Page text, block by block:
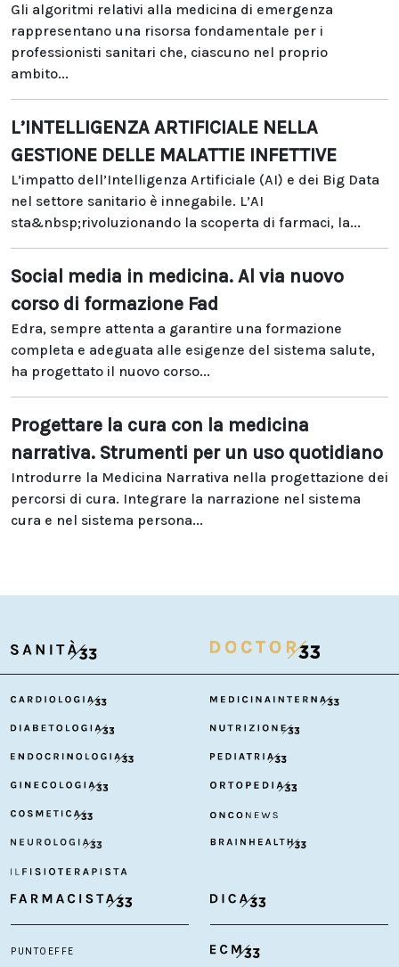
Gli algoritmi relativi alla medicina di emergenza
rappresentano una risorsa fondamentale per i
professionisti sanitari che, ciascuno nel proprio
ambito...
L’INTELLIGENZA ARTIFICIALE NELLA
GESTIONE DELLE MALATTIE INFETTIVE
L’impatto dell’Intelligenza Artificiale (AI) e dei Big Data
nel settore sanitario è innegabile. L’AI
sta&nbsp;rivoluzionando la scoperta di farmaci, la...
Social media in medicina. Al via nuovo
corso di formazione Fad
Edra, sempre attenta a garantire una formazione
completa e adeguata alle esigenze del sistema salute,
ha progettato il nuovo corso...
Progettare la cura con la medicina
narrativa. Strumenti per un uso quotidiano
Introdurre la Medicina Narrativa nella progettazione dei
percorsi di cura. Integrare la narrazione nel sistema
cura e nel sistema persona...